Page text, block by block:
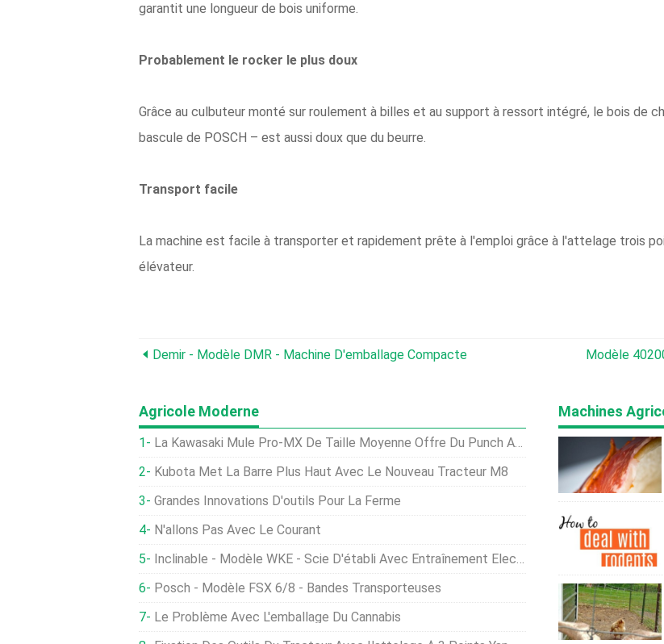
garantit une longueur de bois uniforme.
Probablement le rocker le plus doux
Grâce au culbuteur monté sur roulement à billes et au support à ressort intégré, le bois de
bascule de POSCH – est aussi doux que du beurre.
Transport facile
La machine est facile à transporter et rapidement prête à l'emploi grâce à l'attelage trois
élévateur.
Demir - Modèle DMR - Machine D'emballage Compacte Modèle
Agricole Moderne
La Kawasaki Mule Pro-MX De Taille Moyenne Offre Du Punch Avec Un Moteur De 695 Cm3
Kubota Met La Barre Plus Haut Avec Le Nouveau Tracteur M8
Grandes Innovations D'outils Pour La Ferme
N'allons Pas Avec Le Courant
Inclinable - Modèle WKE - Scie D'établi Avec Entraînement Électrique Par Courroie Trapézoïdale
Posch - Modèle FSX 6/8 - Bandes Transporteuses
Le Problème Avec L'emballage Du Cannabis
Machines